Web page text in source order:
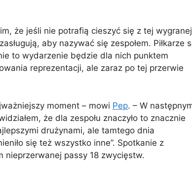
że jeśli nie potrafią cieszyć się z tej
aby nazywać się zespołem. Piłkarze
to wydarzenie będzie dla nich punktem
reprezentacji, ale zaraz po tej przerwie
moment – mowi Pep. – W
że dla zespołu znaczyło to znacznie
drużynami, ale tamtego dnia
się też wszystko inne”. Spotkanie z
nieprzerwanej passy 18 zwycięstw.